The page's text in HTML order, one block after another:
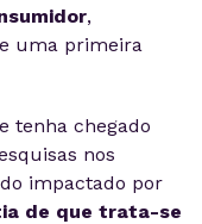
,
uma primeira
tenha chegado
nos
impactado por
de que trata-se